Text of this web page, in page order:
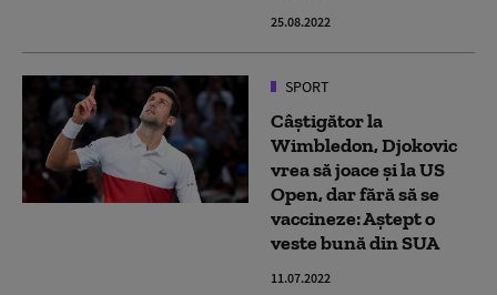
25.08.2022
SPORT
Câștigător la
Wimbledon, Djokovic
vrea să joace și la US
Open, dar fără să se
vaccineze: Aștept o
veste bună din SUA
11.07.2022